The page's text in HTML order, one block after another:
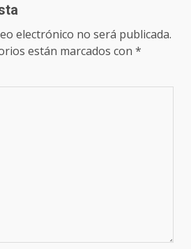
electrónico no será publicada.
están marcados con *